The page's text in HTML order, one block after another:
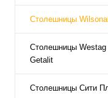
Столешницы
Столешницы Westag
Getalit
Столешницы Сити